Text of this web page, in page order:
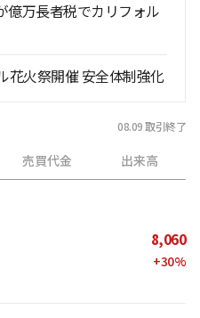
億万長者税でカリフォル
花火祭開催 安全体制強化
08.09 取引終了
売買代金 出来高
8,060
+30%